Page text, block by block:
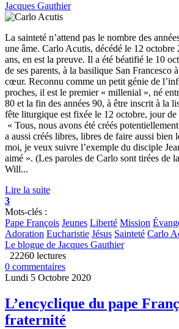
Jacques Gauthier
La sainteté n’attend pas le nombre des
une âme. Carlo Acutis, décédé le 12 octobre
ans, en est la preuve. Il a été béatifié le 10
de ses parents, à la basilique San Francesco
cœur. Reconnu comme un petit génie de
proches, il est le premier « millenial », né
80 et la fin des années 90, à être inscrit à la
fête liturgique est fixée le 12 octobre, jour de
« Tous, nous avons été créés
a aussi créés libres, libres de faire aussi bien
moi, je veux suivre l’exemple du disciple
aimé ». (Les paroles de Carlo sont tirées de
Will...
Lire la suite
3
Mots-clés :
Pape François Jeunes Liberté Mission
Adoration Eucharistie Jésus Sainteté Carlo
Le blogue de Jacques Gauthier
22260 lectures
0 commentaires
Lundi 5 Octobre 2020
L’encyclique du pape
fraternité